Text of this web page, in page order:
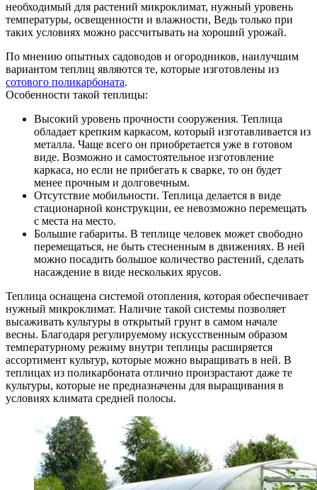
необходимый для растений микроклимат, нужный уровень
температуры, освещенности и влажности, Ведь только при
таких условиях можно рассчитывать на хороший урожай.
По мнению опытных садоводов и огородников, наилучшим
вариантом теплиц являются те, которые изготовлены из
сотового поликарбоната.
Особенности такой теплицы:
Высокий уровень прочности сооружения. Теплица
обладает крепким каркасом, который изготавливается из
металла. Чаще всего он приобретается уже в готовом
виде. Возможно и самостоятельное изготовление
каркаса, но если не прибегать к сварке, то он будет
менее прочным и долговечным.
Отсутствие мобильности. Теплица делается в виде
стационарной конструкции, ее невозможно перемещать
с места на место.
Большие габариты. В теплице человек может свободно
перемещаться, не быть стесненным в движениях. В ней
можно посадить большое количество растений, сделать
насаждение в виде нескольких ярусов.
Теплица оснащена системой отопления, которая обеспечивает
нужный микроклимат. Наличие такой системы позволяет
высаживать культуры в открытый грунт в самом начале
весны. Благодаря регулируемому искусственным образом
температурному режиму внутри теплицы расширяется
ассортимент культур, которые можно выращивать в ней. В
теплицах из поликарбоната отлично произрастают даже те
культуры, которые не предназначены для выращивания в
условиях климата средней полосы.